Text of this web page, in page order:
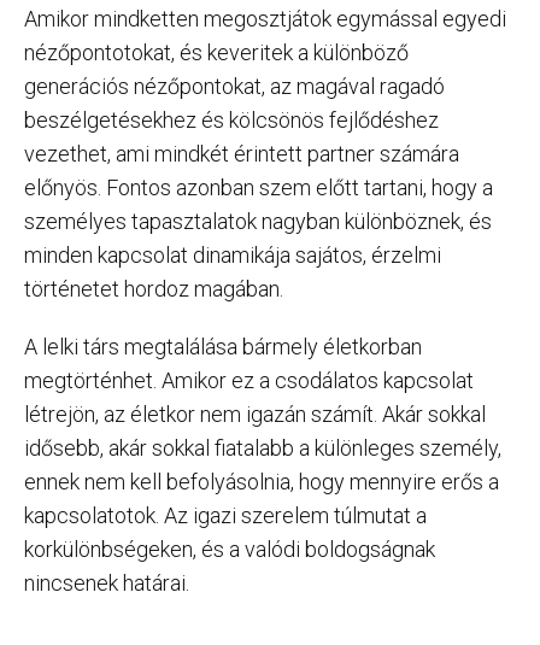
Amikor mindketten megosztjátok egymással egyedi
nézőpontotokat, és keveritek a különböző
generációs nézőpontokat, az magával ragadó
beszélgetésekhez és kölcsönös fejlődéshez
vezethet, ami mindkét érintett partner számára
előnyös. Fontos azonban szem előtt tartani, hogy a
személyes tapasztalatok nagyban különböznek, és
minden kapcsolat dinamikája sajátos, érzelmi
történetet hordoz magában.
A lelki társ megtalálása bármely életkorban
megtörténhet. Amikor ez a csodálatos kapcsolat
létrejön, az életkor nem igazán számít. Akár sokkal
idősebb, akár sokkal fiatalabb a különleges személy,
ennek nem kell befolyásolnia, hogy mennyire erős a
kapcsolatotok. Az igazi szerelem túlmutat a
korkülönbségeken, és a valódi boldogságnak
nincsenek határai.